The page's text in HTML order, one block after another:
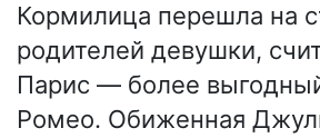
Кормилица перешла на
родителей девушки,
Парис — более
Ромео. Обиженная